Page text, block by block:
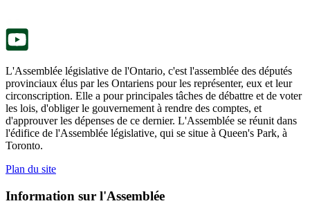
L'Assemblée législative de l'Ontario, c'est l'assemblée des députés
provinciaux élus par les Ontariens pour les représenter, eux et leur
circonscription. Elle a pour principales tâches de débattre et de voter
les lois, d'obliger le gouvernement à rendre des comptes, et
d'approuver les dépenses de ce dernier. L'Assemblée se réunit dans
l'édifice de l'Assemblée législative, qui se situe à Queen's Park, à
Toronto.
Plan du site
Information sur l'Assemblée